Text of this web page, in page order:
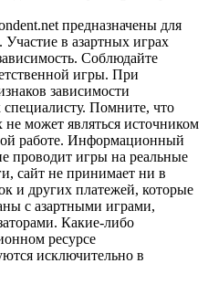
предназначены для
в азартных играх
Соблюдайте
игры. При
зависимости
специалисту. Помните, что
не может являться источником
работе. Информационный
проводит игры на реальные
сайт не принимает ни в
и других платежей, которые
с азартными играми,
Какие-либо
ресурсе
исключительно в